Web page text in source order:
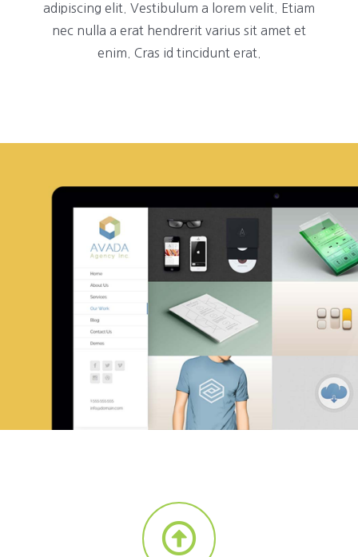
adipiscing elit. Vestibulum a lorem velit. Etiam
nec nulla a erat hendrerit varius sit amet et
enim. Cras id tincidunt erat.